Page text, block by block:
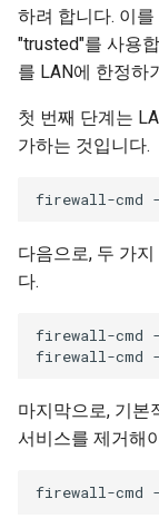
하려 합니다. 이
"trusted"를 사용
를 LAN에 한정하
첫 번째 단계는
가하는 것입니다.
다음으로, 두 가
다.
firewall-cmd
마지막으로, 기본
서비스를 제거해